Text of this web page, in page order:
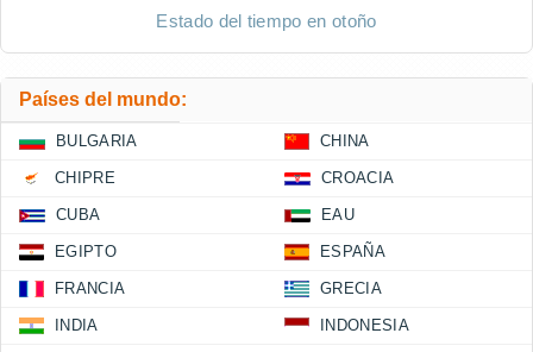
Estado del tiempo en otoño
Países del mundo:
BULGARIA CHINA
CHIPRE CROACIA
CUBA EAU
EGIPTO ESPAÑA
FRANCIA GRECIA
INDIA INDONESIA